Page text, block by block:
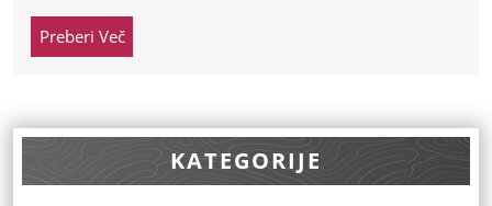
Preberi VečPreberi
Več
KATEGORIJE